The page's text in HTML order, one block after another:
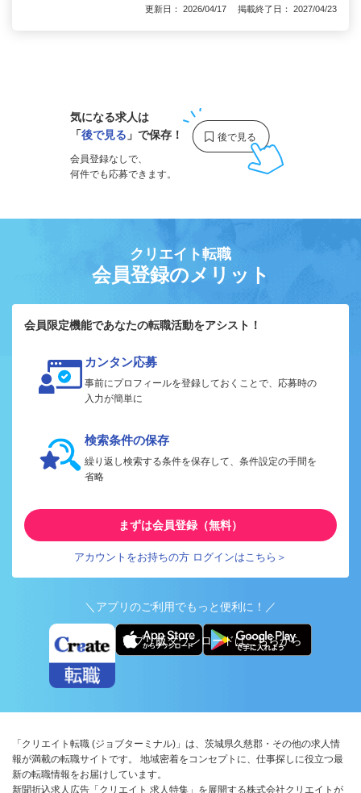
更新日： 2026/04/17 掲載終了日： 2027/04/23
気になる求人は
「後で見る 」で保存！
会員登録なしで、
何件でも応募できます。
クリエイト転職
会員登録のメリット
会員限定機能であなたの転職活動をアシスト！
カンタン応募
事前にプロフィールを登録しておくことで、応募時の
入力が簡単に
検索条件の保存
繰り返し検索する条件を保存して、条件設定の手間を
省略
まずは会員登録（無料）
アカウントをお持ちの方 ログインはこちら＞
＼アプリのご利用でもっと便利に！／
アプリ版ダウンロードはこちらから
「クリエイト転職 (ジョブターミナル)」は、茨城県久慈郡・その他の求人情
報が満載の転職サイトです。 地域密着をコンセプトに、仕事探しに役立つ最
新の転職情報をお届けしています。
新聞折込求人広告「クリエイト 求人特集」を展開する株式会社クリエイトが